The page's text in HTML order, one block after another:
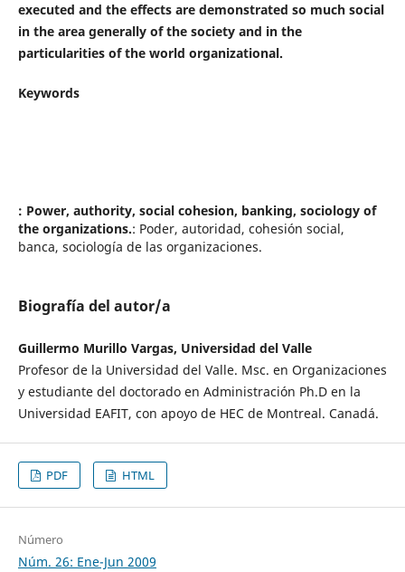
executed and the effects are demonstrated so much social
in the area generally of the society and in the
particularities of the world organizational.
Keywords
: Power, authority, social cohesion, banking, sociology of
the organizations.: Poder, autoridad, cohesión social,
banca, sociología de las organizaciones.
Biografía del autor/a
Guillermo Murillo Vargas, Universidad del Valle
Profesor de la Universidad del Valle. Msc. en Organizaciones
y estudiante del doctorado en Administración Ph.D en la
Universidad EAFIT, con apoyo de HEC de Montreal. Canadá.
PDF HTML
Número
Núm. 26: Ene-Jun 2009